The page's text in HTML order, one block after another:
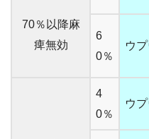
70％以降麻
痺無効
6
0％
ウ
4
0％
ウ